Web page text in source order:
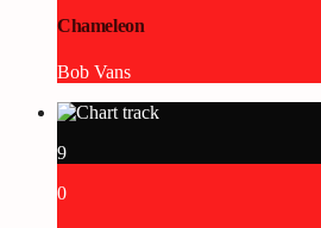
Chameleon
Bob Vans
9
0